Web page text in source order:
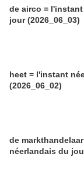
de airco =
jour (2026_06_03)
heet = l'instant
(2026_06_02)
de
néerlandais du